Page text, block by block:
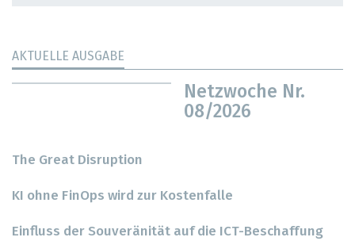
AKTUELLE AUSGABE
Netzwoche Nr.
08/2026
The Great Disruption
KI ohne FinOps wird zur Kostenfalle
Einfluss der Souveränität auf die ICT-Beschaffung